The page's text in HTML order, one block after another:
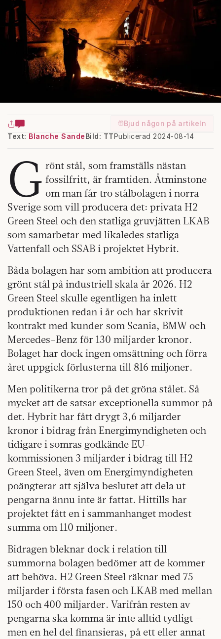
Bjud någon på artikeln
Text: Blanche Sande Publicerad 2024-08-14
Bild: TT
G rönt stål, som framställs nästan
fossilfritt, är framtiden. Åtminstone
om man får tro stålbolagen i norra
Sverige som vill producera det: privata H2
Green Steel och den statliga gruvjätten LKAB
som samarbetar med likaledes statliga
Vattenfall och SSAB i projektet Hybrit.
Båda bolagen har som ambition att producera
grönt stål på industriell skala år 2026. H2
Green Steel skulle egentligen ha inlett
produktionen redan i år och har skrivit
kontrakt med kunder som Scania, BMW och
Mercedes-Benz för 130 miljarder kronor.
Bolaget har dock ingen omsättning och förra
året uppgick förlusterna till 816 miljoner.
Men politikerna tror på det gröna stålet. Så
mycket att de satsar exceptionella summor på
det. Hybrit har fått drygt 3,6 miljarder
kronor i bidrag från Energimyndigheten och
tidigare i somras godkände EU-
kommissionen 3 miljarder i bidrag till H2
Green Steel, även om Energimyndigheten
poängterar att själva beslutet att dela ut
pengarna ännu inte är fattat. Hittills har
projektet fått en i sammanhanget modest
summa om 110 miljoner.
Bidragen bleknar dock i relation till
summorna bolagen bedömer att de kommer
att behöva. H2 Green Steel räknar med 75
miljarder i första fasen och LKAB med mellan
150 och 400 miljarder. Varifrån resten av
pengarna ska komma är inte alltid tydligt –
men en hel del finansieras, på ett eller annat